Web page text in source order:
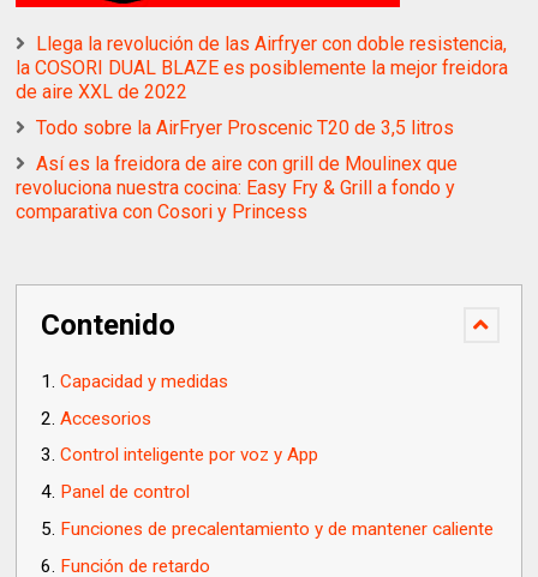
Llega la revolución de las Airfryer con doble resistencia,
la COSORI DUAL BLAZE es posiblemente la mejor freidora
de aire XXL de 2022
Todo sobre la AirFryer Proscenic T20 de 3,5 litros
Así es la freidora de aire con grill de Moulinex que
revoluciona nuestra cocina: Easy Fry & Grill a fondo y
comparativa con Cosori y Princess
Contenido
Capacidad y medidas
Accesorios
Control inteligente por voz y App
Panel de control
Funciones de precalentamiento y de mantener caliente
Función de retardo